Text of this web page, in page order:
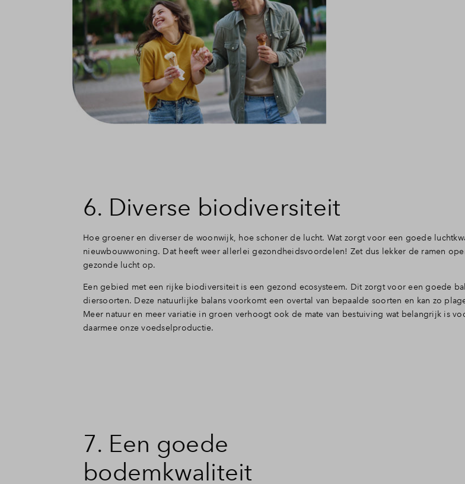
6. Diverse biodiversiteit
Hoe groener en diverser de woonwijk, hoe schoner de lucht. Wat zorgt voor een goede
nieuwbouwwoning. Dat heeft weer allerlei gezondheidsvoordelen! Zet dus lekker de ramen
gezonde lucht op.
Een gebied met een rijke biodiversiteit is een gezond ecosysteem. Dit zorgt voor een goede
diersoorten. Deze natuurlijke balans voorkomt een overtal van bepaalde soorten en kan zo
Meer natuur en meer variatie in groen verhoogt ook de mate van bestuiving wat belangrijk is
daarmee onze voedselproductie.
7. Een goede
bodemkwaliteit